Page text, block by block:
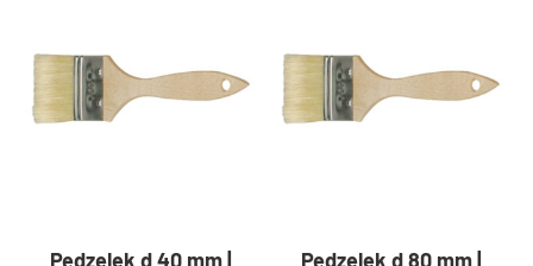
Pędzelek d 40 mm | Pędzelek d 80 mm |